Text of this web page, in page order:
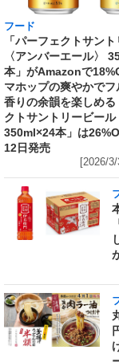
フード
「パーフェクトサン
〈アンバーエール〉
本」がAmazonで
マホップの爽やかで
香りの余韻を楽しめる
クトサントリービール
350ml×24本」は
12日発売
[2026/